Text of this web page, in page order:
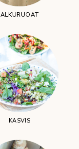
ALKURUOAT
KASVIS